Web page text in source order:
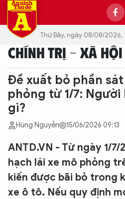
Thứ Bảy, ngày 08/08/2026,
CHÍNH TRỊ - XÃ HỘI
Đề xuất bỏ phần
phỏng từ 1/7:
gì?
Hùng Nguyễn 15/06/2026 09:13
ANTD.VN - Từ ngày 1/
hạch lái xe mô phỏng
kiến được bãi bỏ trong
xe ô tô. Nếu quy định